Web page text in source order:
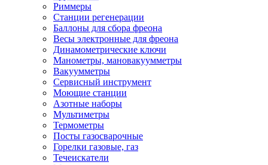
Риммеры
Станции регенерации
Баллоны для сбора фреона
Весы электронные для фреона
Динамометрические ключи
Манометры, мановакуумметры
Вакуумметры
Сервисный инструмент
Моющие станции
Азотные наборы
Мультиметры
Термометры
Посты газосварочные
Горелки газовые, газ
Течеискатели